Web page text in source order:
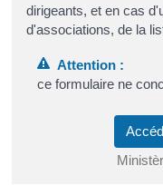
dirigeants, et en cas
d'associations, de la
Attention :
ce formulaire ne